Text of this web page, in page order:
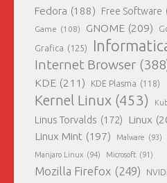
Fedora (188) Free Software
Game (108) GNOME (209)
Grafica (125)
Internet Browser
KDE (211) KDE Plasma (118)
Kernel Linux (453)
Linus Torvalds (172) Linux
Linux Mint (197) Malware (93)
Manjaro Linux (94) Microsoft (91)
Mozilla Firefox (249)